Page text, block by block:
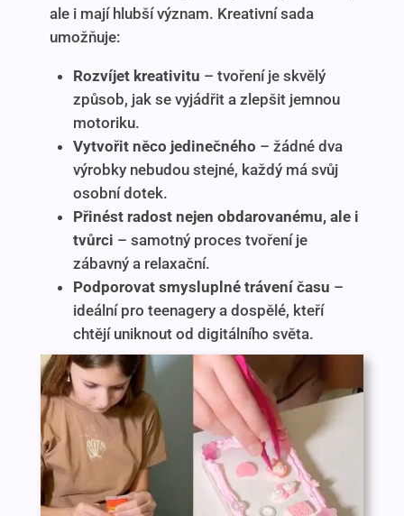
ale i mají hlubší význam. Kreativní sada
umožňuje:
Rozvíjet kreativitu – tvoření je skvělý
způsob, jak se vyjádřit a zlepšit jemnou
motoriku.
Vytvořit něco jedinečného – žádné dva
výrobky nebudou stejné, každý má svůj
osobní dotek.
Přinést radost nejen obdarovanému, ale i
tvůrci – samotný proces tvoření je
zábavný a relaxační.
Podporovat smysluplné trávení času –
ideální pro teenagery a dospělé, kteří
chtějí uniknout od digitálního světa.